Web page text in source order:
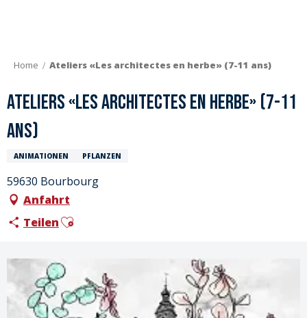
Home Ateliers «Les architectes en herbe» (7-11 ans)
Ateliers «Les architectes en herbe» (7-11
ans)
ANIMATIONEN PFLANZEN
59630 Bourbourg
Anfahrt
TeilenAjouter aux favoris